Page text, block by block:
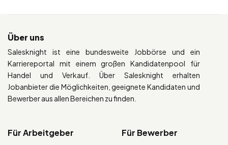
Über uns
Salesknight ist eine bundesweite Jobbörse und ein
Karriereportal mit einem großen Kandidatenpool für
Handel und Verkauf. Über Salesknight erhalten
Jobanbieter die Möglichkeiten, geeignete Kandidaten und
Bewerber aus allen Bereichen zu finden.
Für Arbeitgeber Für Bewerber